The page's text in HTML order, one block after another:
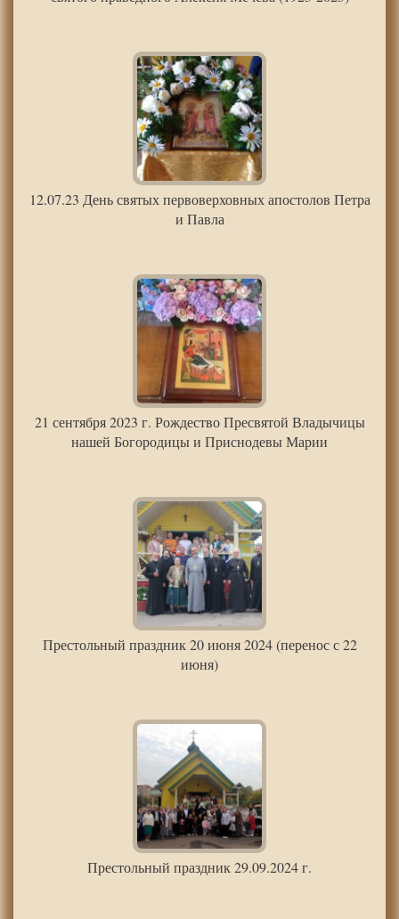
12.07.23 День святых первоверховных апостолов Петра
и Павла
21 сентября 2023 г. Рождество Пресвятой Владычицы
нашей Богородицы и Приснодевы Марии
Престольный праздник 20 июня 2024 (перенос с 22
июня)
Престольный праздник 29.09.2024 г.